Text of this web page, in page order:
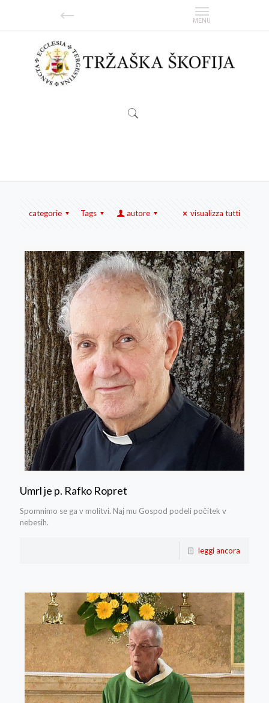
categorie Tags autore visualizza tutti
Umrl je p. Rafko Ropret
Spomnimo se ga v molitvi. Naj mu Gospod podeli počitek v
nebesih.
leggi ancora